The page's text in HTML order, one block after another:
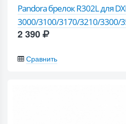
Pandora брелок R302L для
3000/3100/3170/3210/3300/
2 390
Сравнить